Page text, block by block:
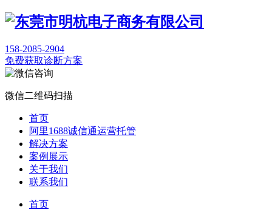
158-2085-2904
免费获取诊断方案
微信二维码扫描
首页
阿里1688诚信通运营托管
解决方案
案例展示
关于我们
联系我们
首页